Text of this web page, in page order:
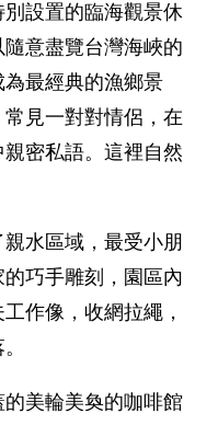
設置的臨海觀景休
意盡覽台灣海峽的
最經典的漁鄉景
見一對對情侶，在
密私語。這裡自然
水區域，最受小朋
巧手雕刻，園區內
作像，收網拉繩，
美輪美奐的咖啡館